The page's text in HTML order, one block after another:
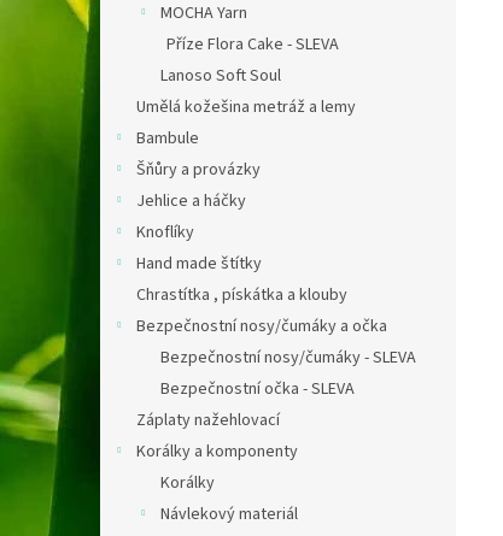
MOCHA Yarn
Příze Flora Cake - SLEVA
Lanoso Soft Soul
Umělá kožešina metráž a lemy
Bambule
Šňůry a provázky
Jehlice a háčky
Knoflíky
Hand made štítky
Chrastítka , pískátka a klouby
Bezpečnostní nosy/čumáky a očka
Bezpečnostní nosy/čumáky - SLEVA
Bezpečnostní očka - SLEVA
Záplaty nažehlovací
Korálky a komponenty
Korálky
Návlekový materiál